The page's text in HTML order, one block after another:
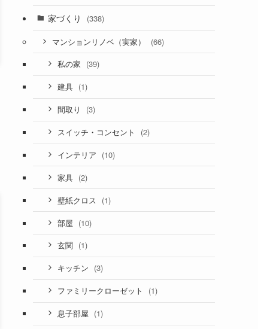
家づくり (338)
マンションリノベ（実家） (66)
私の家 (39)
建具 (1)
間取り (3)
スイッチ・コンセント (2)
インテリア (10)
家具 (2)
壁紙クロス (1)
部屋 (10)
玄関 (1)
キッチン (3)
ファミリークローゼット (1)
息子部屋 (1)